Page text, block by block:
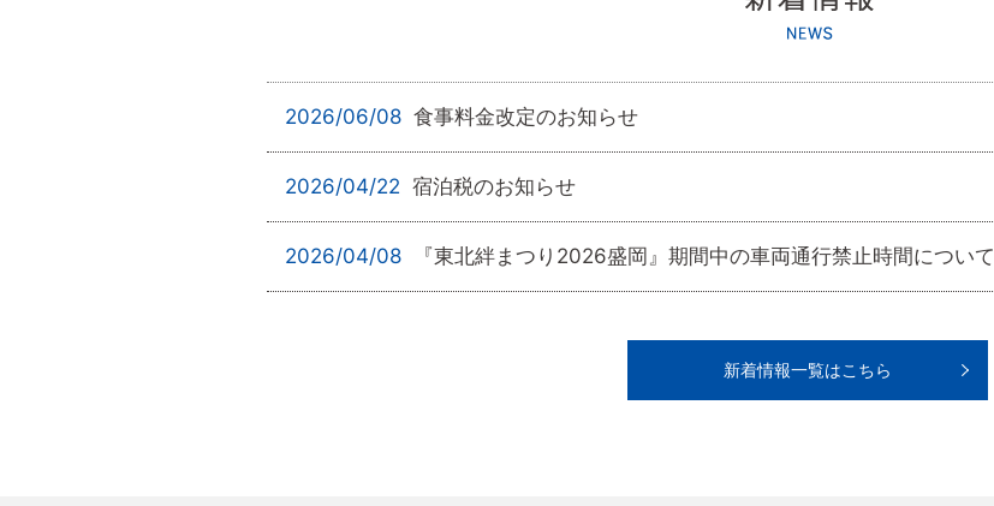
2026/06/08 食事料金改定のお知らせ
2026/04/22 宿泊税のお知らせ
2026/04/08 『東北絆まつり2026盛岡』期間中の車両通行禁止時間について
新着情報一覧はこちら